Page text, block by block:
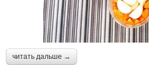
читать дальше →